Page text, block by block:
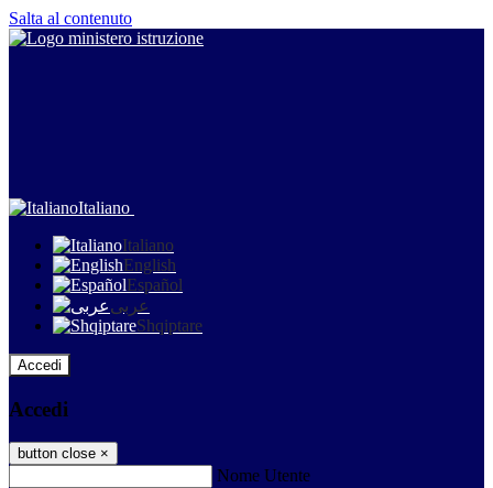
Salta al contenuto
Italiano
Italiano
English
Español
عربى
Shqiptare
Accedi
Accedi
button close ×
Nome Utente